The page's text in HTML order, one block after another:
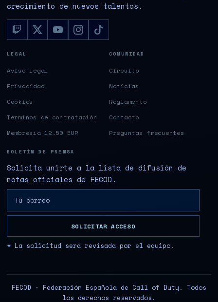
crecimiento de nuevos talentos.
LEGAL
Aviso legal
Privacidad
Cookies
Términos de contratación
Membresía 12,50 EUR
COMUNIDAD
Circuito
Noticias
Reglamento
Contacto
Preguntas frecuentes
BOLETÍN DE PRENSA
Solicita unirte a la lista de difusión de
notas oficiales de FECOD.
SOLICITAR ACCESO
* La solicitud será revisada por el equipo.
FECOD · Federación Española de Call of Duty. Todos
los derechos reservados.